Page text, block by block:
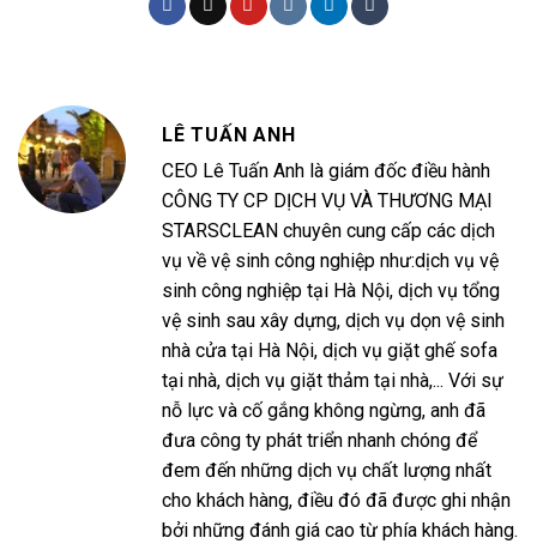
LÊ TUẤN ANH
CEO Lê Tuấn Anh là giám đốc điều hành
CÔNG TY CP DỊCH VỤ VÀ THƯƠNG MẠI
STARSCLEAN chuyên cung cấp các dịch
vụ về vệ sinh công nghiệp như:dịch vụ vệ
sinh công nghiệp tại Hà Nội, dịch vụ tổng
vệ sinh sau xây dựng, dịch vụ dọn vệ sinh
nhà cửa tại Hà Nội, dịch vụ giặt ghế sofa
tại nhà, dịch vụ giặt thảm tại nhà,... Với sự
nỗ lực và cố gắng không ngừng, anh đã
đưa công ty phát triển nhanh chóng để
đem đến những dịch vụ chất lượng nhất
cho khách hàng, điều đó đã được ghi nhận
bởi những đánh giá cao từ phía khách hàng.